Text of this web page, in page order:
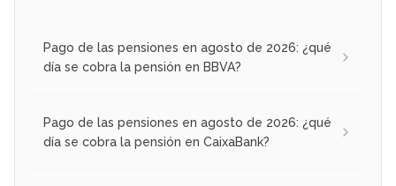
Pago de las pensiones en agosto de 2026: ¿qué
día se cobra la pensión en BBVA?
Pago de las pensiones en agosto de 2026: ¿qué
día se cobra la pensión en CaixaBank?